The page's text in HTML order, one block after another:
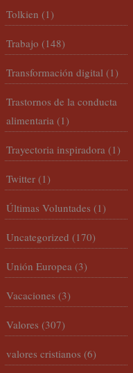
Tolkien (1)
Trabajo (148)
Transformación digital (1)
Trastornos de la conducta
alimentaria (1)
Trayectoria inspiradora (1)
Twitter (1)
Últimas Voluntades (1)
Uncategorized (170)
Unión Europea (3)
Vacaciones (3)
Valores (307)
valores cristianos (6)